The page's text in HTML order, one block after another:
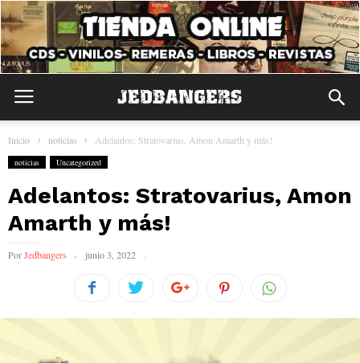
Inicio noticias Adelantos: Stratovarius, Amon Amarth y más!
noticias Uncategorized
Adelantos: Stratovarius, Amon
Amarth y más!
PorJedbangers junio 3, 2022